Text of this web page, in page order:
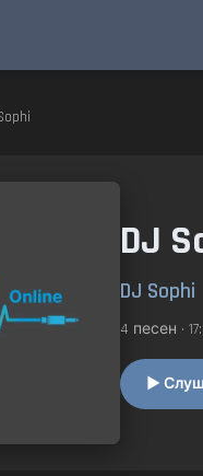
DJ
DJ Sophi
4 песен •
▶